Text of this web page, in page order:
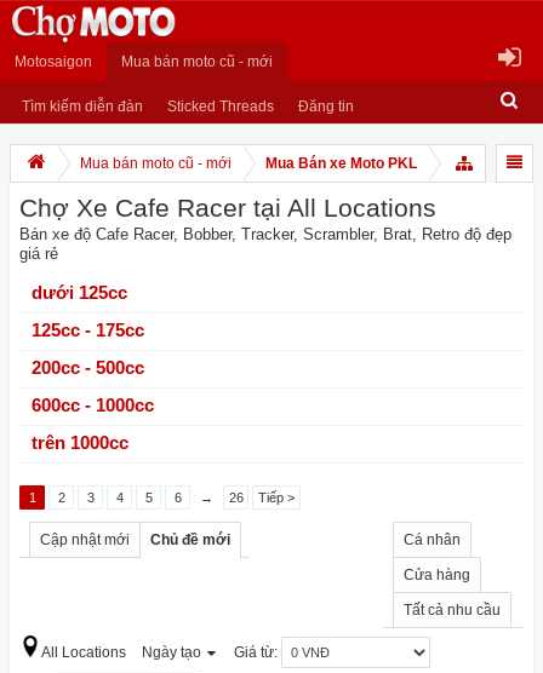
Motosaigon Mua bán moto cũ - mới
Tìm kiếm diễn đàn Sticked Threads Đăng tin
Mua bán moto cũ - mới Mua Bán xe Moto PKL
Chợ Xe Cafe Racer tại All Locations
Bán xe độ Cafe Racer, Bobber, Tracker, Scrambler, Brat, Retro độ đẹp
giá rẻ
dưới 125cc
125cc - 175cc
200cc - 500cc
600cc - 1000cc
trên 1000cc
1 2 3 4 5 6 → 26 Tiếp >
Cập nhật mới Chủ đề mới Cá nhân
Cửa hàng
Tất cả nhu cầu
All Locations Ngày tạo Giá từ: